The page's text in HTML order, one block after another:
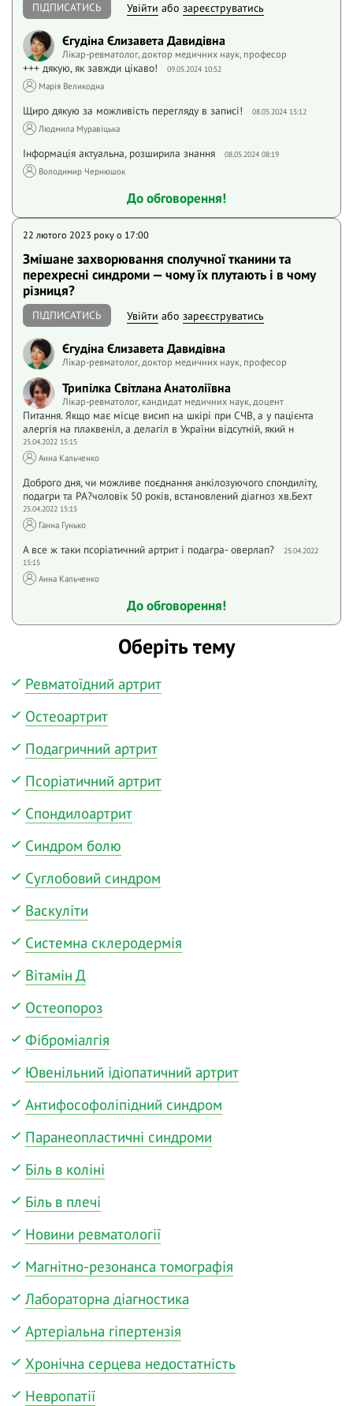
ПІДПИСАТИСЬ Увійти або зареєструватись
Єгудіна Єлизавета Давидівна
Лікар-ревматолог, доктор медичних наук, професор
+++ дякую, як завжди цікаво! 09.05.2024 10:52
Марія Великодна
Щиро дякую за можливість перегляду в записі! 08.05.2024 15:12
Людмила Муравіцька
Інформація актуальна, розширила знання 08.05.2024 08:19
Володимир Чернюшок
До обговорення!
22 лютого 2023 року o 17:00
Змішане захворювання сполучної тканини та
перехресні синдроми — чому їх плутають і в чому
різниця?
ПІДПИСАТИСЬ Увійти або зареєструватись
Єгудіна Єлизавета Давидівна
Лікар-ревматолог, доктор медичних наук, професор
Трипілка Світлана Анатоліївна
Лікар-ревматолог, кандидат медичних наук, доцент
Питання. Якщо має місце висип на шкірі при СЧВ, а у пацієнта
алергія на плаквеніл, а делагіл в України відсутній, який н
25.04.2022 15:15
Анна Кальченко
Доброго дня, чи можливе поєднання анкілозуючого спондиліту,
подагри та РА?чоловік 50 років, встановлений діагноз хв.Бехт
25.04.2022 15:15
Ганна Гунько
А все ж таки псоріатичний артрит і подагра- оверлап?
25.04.2022
15:15
Анна Кальченко
До обговорення!
Оберіть тему
Ревматоїдний артрит
Остеоартрит
Подагричний артрит
Псоріатичний артрит
Спондилоартрит
Синдром болю
Суглобовий синдром
Васкуліти
Системна склеродермія
Вітамін Д
Остеопороз
Фіброміалгія
Ювенільний ідіопатичний артрит
Антифософоліпідний синдром
Паранеопластичні синдроми
Біль в коліні
Біль в плечі
Новини ревматології
Магнітно-резонанса томографія
Лабораторна діагностика
Артеріальна гіпертензія
Хронічна серцева недостатність
Невропатії